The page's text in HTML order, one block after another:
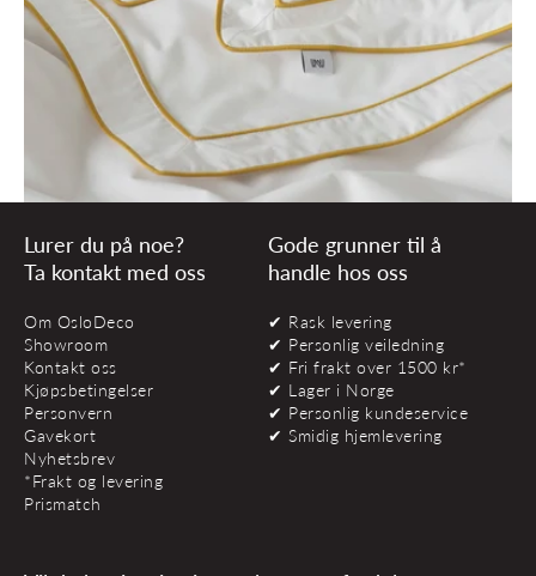
Lurer du på noe?
Ta kontakt med oss
Om OsloDeco
Showroom
Kontakt oss
Kjøpsbetingelser
Personvern
Gavekort
Nyhetsbrev
*Frakt og levering
Prismatch
Gode grunner til å
handle hos oss
✔ Rask levering
✔ Personlig veiledning
✔ Fri frakt over 1500 kr*
✔ Lager i Norge
✔ Personlig kundeservice
✔ Smidig hjemlevering